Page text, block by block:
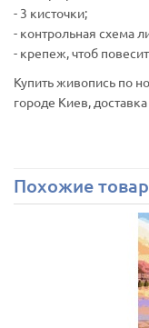
- 3 кисточки;
- контрольная схема
- крепеж, чтоб
Купить живопись по
городе Киев,
Похожие